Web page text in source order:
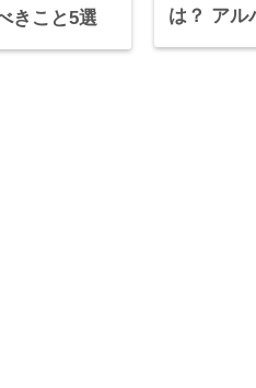
きこと5選
は？ アル